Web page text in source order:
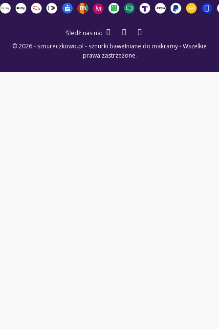
© 2026 - sznureczkowo.pl - sznurki bawełniane do makramy - Wszelkie
prawa zastrzeżone.
Śledź nas na: